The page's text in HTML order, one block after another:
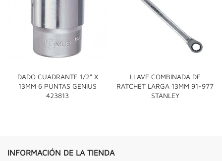
DADO CUADRANTE 1/2" X
13MM 6 PUNTAS GENIUS
423813
LLAVE COMBINADA DE
RATCHET LARGA 13MM 91-977
STANLEY
INFORMACIÓN DE LA TIENDA